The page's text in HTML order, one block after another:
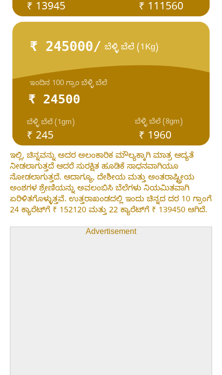
₹ 13945 ₹ 111560
₹ 245000/ ಬೆಳ್ಳಿ ಬೆಲೆ (1Kg)
₹ 24500
₹ 245
ಬೆಳ್ಳಿ ಬೆಲೆ (1gm) ಬೆಳ್ಳಿ ಬೆಲೆ (8gm)
ಇಂದಿನ 100 ಗ್ರಾಂ ಬೆಳ್ಳಿ ಬೆಲೆ
₹ 1960
ಇಲ್ಲಿ, ಚಿನ್ನವನ್ನು ಅದರ ಅಲಂಕಾರಿಕ ಮೌಲ್ಯಕ್ಕಾಗಿ ಮಾತ್ರ ಆದ್ಯತೆ
ನೀಡಲಾಗುತ್ತದೆ ಆದರೆ ಸುರಕ್ಷಿತ ಹೂಡಿಕೆ ಸಾಧನವಾಗಿಯೂ
ನೋಡಲಾಗುತ್ತದೆ. ಆದಾಗ್ಯೂ, ದೇಶೀಯ ಮತ್ತು ಅಂತರಾಷ್ಟ್ರೀಯ
ಅಂಶಗಳ ಶ್ರೇಣಿಯನ್ನು ಅವಲಂಬಿಸಿ ಬೆಲೆಗಳು ನಿಯಮಿತವಾಗಿ
ಏರಿಳಿತಗೊಳ್ಳುತ್ತವೆ. ಉತ್ತರಾಖಂಡದಲ್ಲಿ ಇಂದು ಚಿನ್ನದ ದರ 10 ಗ್ರಾಂಗೆ
24 ಕ್ಯಾರೆಟ್‌ಗೆ ₹ 152120 ಮತ್ತು 22 ಕ್ಯಾರೆಟ್‌ಗೆ ₹ 139450 ಆಗಿದೆ.
Advertisement